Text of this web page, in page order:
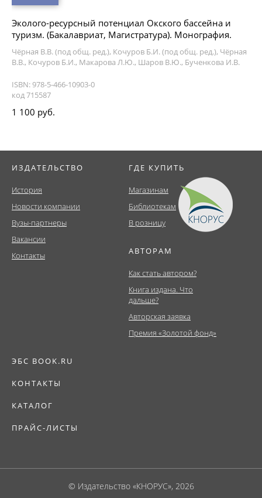
Эколого-ресурсный потенциал Окского бассейна и
туризм. (Бакалавриат, Магистратура). Монография.
Чёрная В.В. (под общ. ред.), Кочуров Б.И. (под общ. ред.), Чёрная
В.В., Кочуров Б.И., Макарова Л.Ю., Шаров В.Ю., Бученкова И.В.
ISBN: 978-5-466-10903-0
код 715587
1 100 руб.
ИЗДАТЕЛЬСТВО
История
Новости компании
Вузы-партнеры
Вакансии
Контакты
ГДЕ КУПИТЬ
Магазинам
Библиотекам
В розницу
АВТОРАМ
Как стать автором?
Книга издана. Что
дальше?
Авторская заявка
Премия «Золотой фонд»
ЭБС BOOK.RU
КОНТАКТЫ
КАТАЛОГ
ПРАЙС-ЛИСТЫ
© Издательство «КНОРУС», 2026